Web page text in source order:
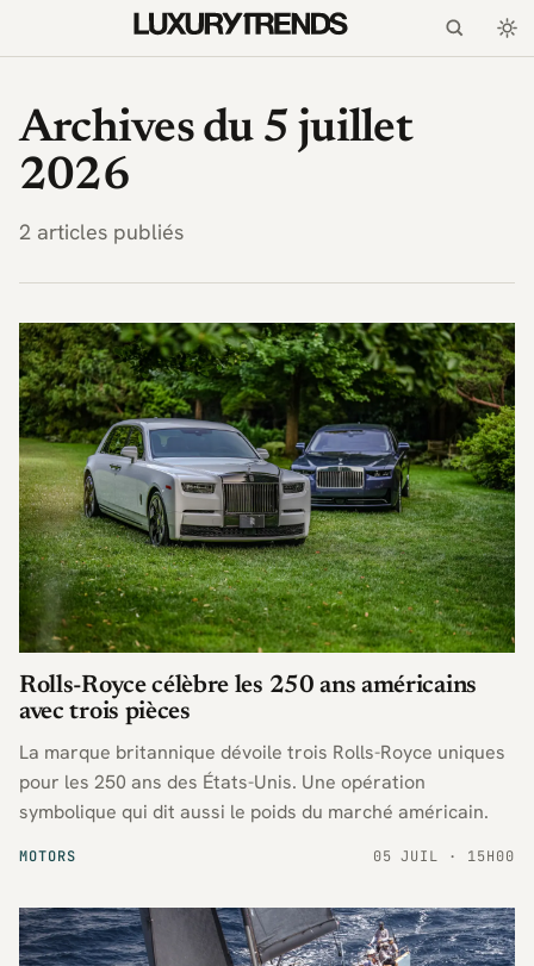
Archives du 5 juillet
2026
2 articles publiés
MOTORS
Rolls-Royce célèbre les 250 ans américains
avec trois pièces
La marque britannique dévoile trois Rolls-Royce uniques
pour les 250 ans des États-Unis. Une opération
symbolique qui dit aussi le poids du marché américain.
05 JUIL · 15H00